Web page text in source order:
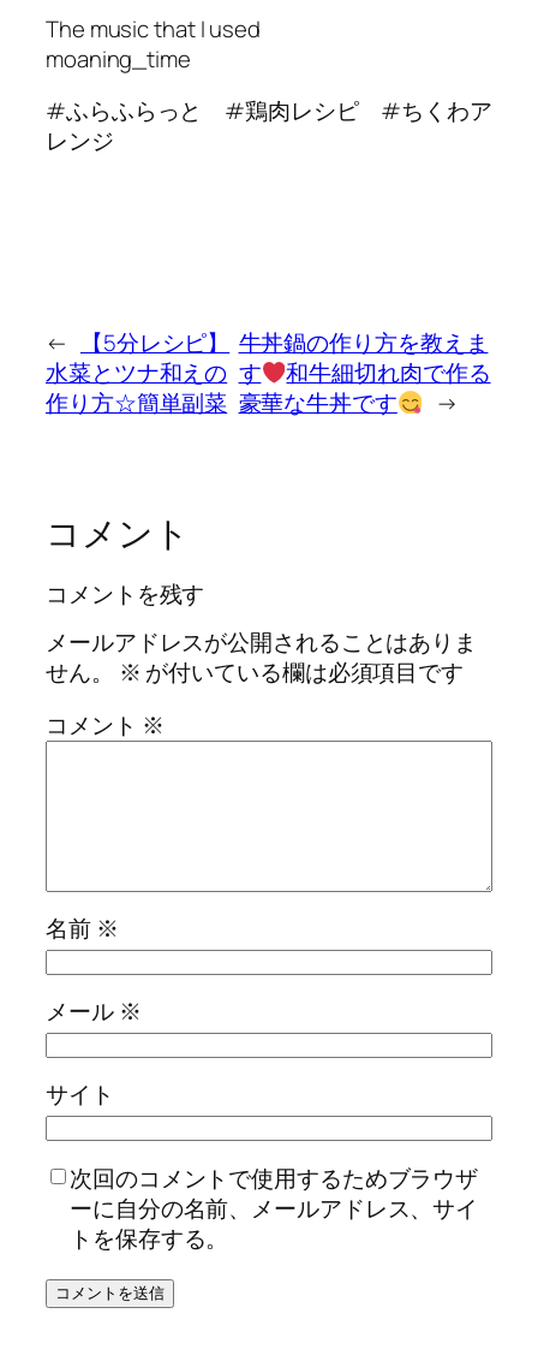
The music that I used
moaning_time
#ふらふらっと #鶏肉レシピ #ちくわア
レンジ
←
【5分レシピ】
水菜とツナ和えの
作り方☆簡単副菜
牛丼鍋の作り方を教えま
す
和牛細切れ肉で作る
豪華な牛丼です
→
コメント
コメントを残す
メールアドレスが公開されることはありま
せん。
※ が付いている欄は必須項目です
コメント ※
名前 ※
メール ※
サイト
次回のコメントで使用するためブラウザ
ーに自分の名前、メールアドレス、サイ
トを保存する。